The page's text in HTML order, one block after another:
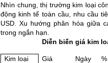
Nhìn chung, thị trường kim loại
động kinh tế toàn cầu, nhu cầu
USD. Xu hướng phân hóa giữa
trong ngắn hạn.
Diễn biến giá kim
Kim loại Giá Ngày %